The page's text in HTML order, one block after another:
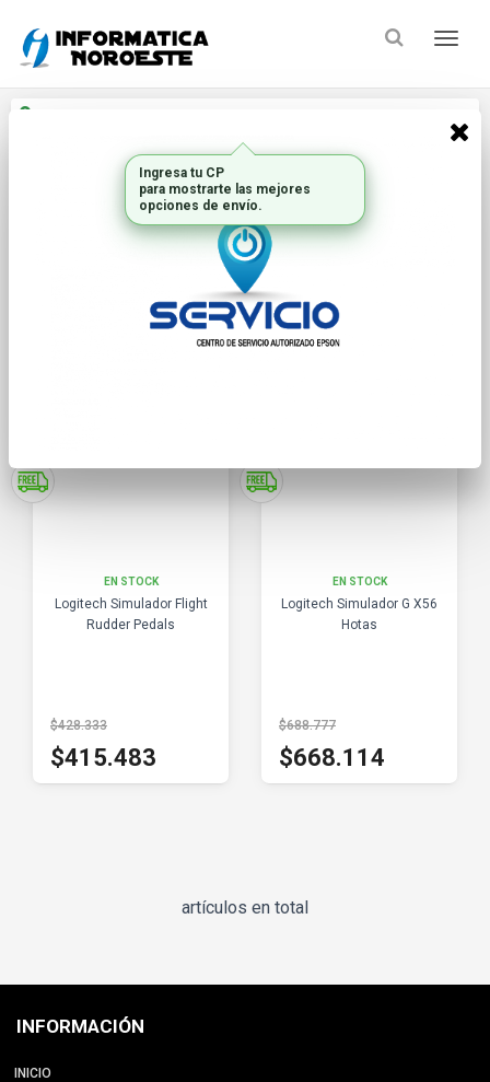
Resultados para"logitech simulador g"
¿Buscas una marca en especial?
EN STOCK
Logitech Simulador Flight
Rudder Pedals
$428.333
$415.483
EN STOCK
Logitech Simulador G X56
Hotas
$688.777
$668.114
artículos en total
INFORMACIÓN
INICIO
Ingresa tu CP
para mostrarte las mejores
opciones de envío.